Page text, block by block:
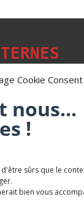
Cookie Consent
nous...
!
sûrs que le
bien vous
de Mont-Saint-
Daniel FEITE
Martin